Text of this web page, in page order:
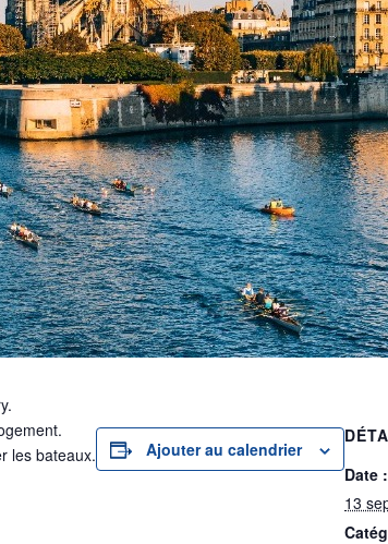
les bateaux.
Ajouter au calendrier
Date :
13